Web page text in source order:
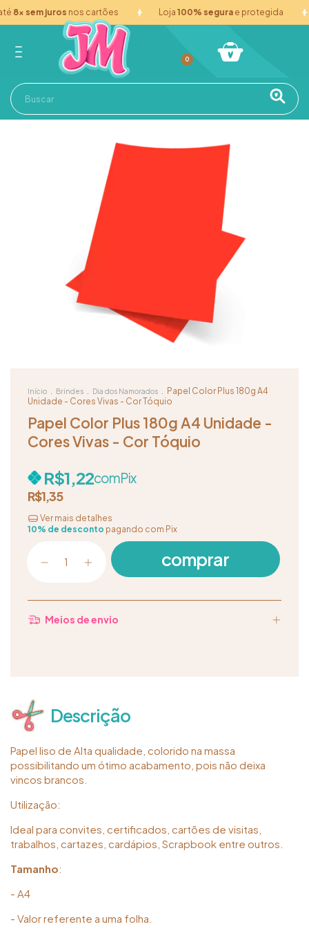
8x sem jurosnos cartões Loja100% segurae protegida
0
Início . Brindes . Dia dos Namorados . Papel Color Plus 180g A4
Unidade - Cores Vivas - Cor Tóquio
Papel Color Plus 180g A4 Unidade -
Cores Vivas - Cor Tóquio
R$1,35
R$1,22comPix
10% de desconto pagando com Pix
Ver mais detalhes
Meios de envio
Descrição
Papel liso de Alta qualidade, colorido na massa
possibilitando um ótimo acabamento, pois não deixa
vincos brancos.
Utilização:
Ideal para convites, certificados, cartões de visitas,
trabalhos, cartazes, cardápios, Scrapbook entre outros.
Tamanho:
- A4
- Valor referente a uma folha.